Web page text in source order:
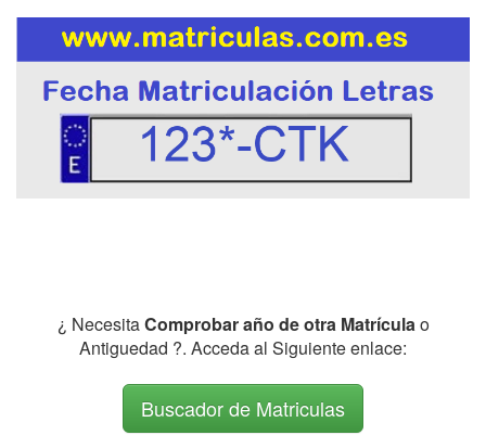
¿ NecesitaComprobar año de otra Matrículao
Antiguedad ?. Acceda al Siguiente enlace:
Buscador de Matriculas